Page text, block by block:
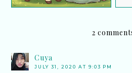
2
Cuya
JULY 31, 2020 AT 9:03 PM